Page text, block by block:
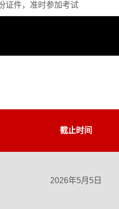
证件，准时参加考试
截止时间
2026年5月5日